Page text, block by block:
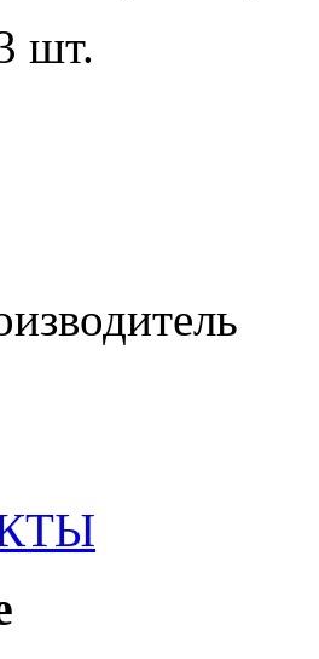
шт.